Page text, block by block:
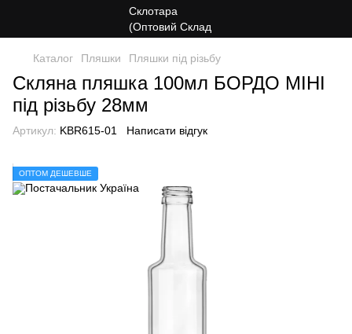
Каталог Пляшки Пляшки під різьбу
Скляна пляшка 100мл БОРДО МІНІ
під різьбу 28мм
Артикул: KBR615-01 Написати відгук
ОПТОМ ДЕШЕВШЕ